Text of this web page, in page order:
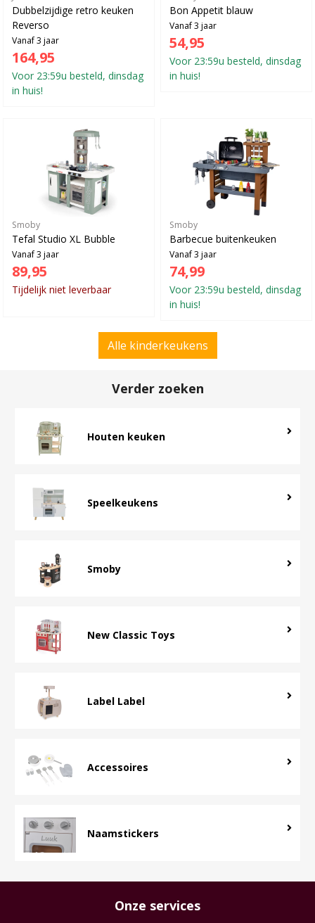
Dubbelzijdige retro keuken
Reverso
Vanaf 3 jaar
164,95
Voor 23:59u besteld, dinsdag
in huis!
Bon Appetit blauw
Vanaf 3 jaar
54,95
Voor 23:59u besteld, dinsdag
in huis!
Smoby
Tefal Studio XL Bubble
Vanaf 3 jaar
89,95
Tijdelijk niet leverbaar
Smoby
Barbecue buitenkeuken
Vanaf 3 jaar
74,99
Voor 23:59u besteld, dinsdag
in huis!
Alle kinderkeukens
Verder zoeken
Houten keuken
Speelkeukens
Smoby
New Classic Toys
Label Label
Accessoires
Naamstickers
Onze services